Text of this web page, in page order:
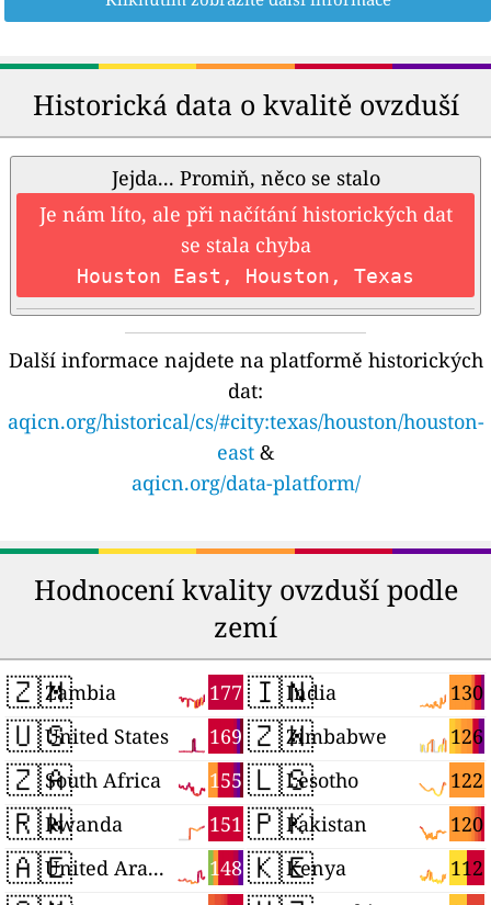
Historická data o kvalitě ovzduší
Jejda... Promiň, něco se stalo
Je nám líto, ale při načítání historických dat
se stala chyba
Houston East, Houston, Texas
Další informace najdete na platformě historických
dat:
aqicn.org/historical/cs/#city:texas/houston/houston-
east &
aqicn.org/data-platform/
Hodnocení kvality ovzduší podle
zemí
🇿🇲 177
Zambia
🇺🇸 169
United States
🇿🇦 155
South Africa
🇷🇼 151
Rwanda
🇦🇪 148
United Arab Emirates
🇮🇳 130
India
🇿🇼 126
Zimbabwe
🇱🇸 122
Lesotho
🇵🇰 120
Pakistan
🇰🇪 112
Kenya